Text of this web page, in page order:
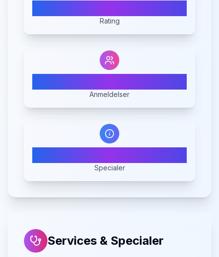
Rating
Anmeldelser
Specialer
Services & Specialer